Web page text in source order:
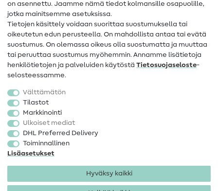
Yhteystiedot
Tietoa omistajanvaihdoksesta
Peruutusoikeus
Suosittu
Kankaat
Ompelutarvikkeet
Ale
on asennettu. Jaamme nämä tiedot kolmansille osapuolille,
jotka mainitsemme asetuksissa.
Tietojen käsittely voidaan suorittaa suostumuksella tai
oikeutetun edun perusteella. On mahdollista antaa tai evätä
suostumus. On olemassa oikeus olla suostumatta ja muuttaa
tai peruuttaa suostumus myöhemmin. Annamme lisätietoja
henkilötietojen ja palveluiden käytöstä Tietosuojaseloste-
selosteessamme.
Välttämätön
Tilastot
Markkinointi
Ulkoiset mediat
DHL Preferred Delivery
Toiminnallinen
Lisäasetukset
Hyväksy kaikki